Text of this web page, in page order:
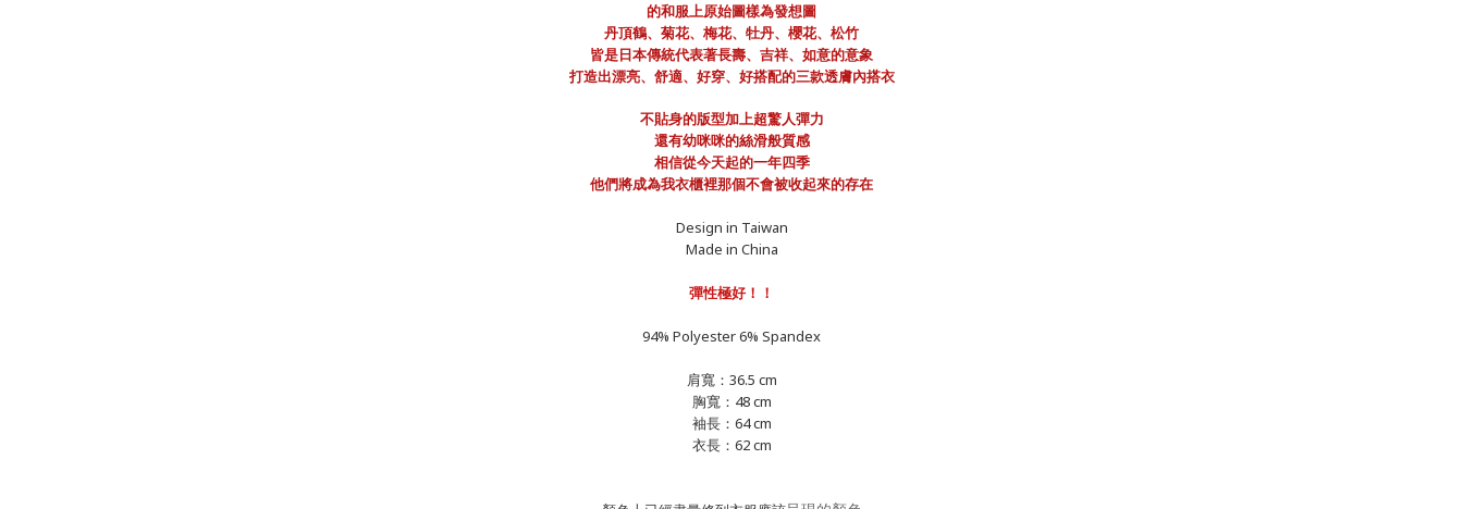
的和服上原始圖樣為發想圖
丹頂鶴、菊花、梅花、牡丹、櫻花、松竹
皆是日本傳統代表著長壽、吉祥、如意的意象
打造出漂亮、舒適、好穿、好搭配的三款透膚內搭衣
不貼身的版型加上超驚人彈力
還有幼咪咪的絲滑般質感
相信從今天起的一年四季
他們將成為我衣櫃裡那個不會被收起來的存在
Design in Taiwan
Made in China
彈性極好！！
94% Polyester 6% Spandex
肩寬：36.5 cm
胸寬：48 cm
袖長：64 cm
衣長：62 cm